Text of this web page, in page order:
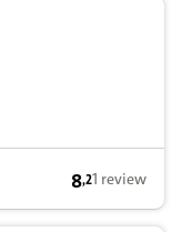
8,2 op basis
8,21 review